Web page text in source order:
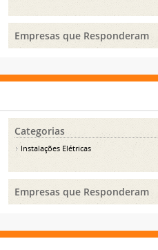
Empresas que Responderam
Categorias
Instalações Elétricas
Empresas que Responderam